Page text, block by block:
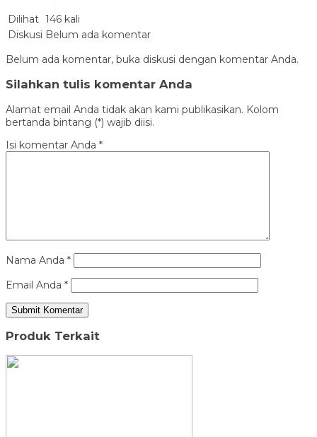
Dilihat 146 kali
Diskusi Belum ada komentar
Belum ada komentar, buka diskusi dengan komentar Anda.
Silahkan tulis komentar Anda
Alamat email Anda tidak akan kami publikasikan. Kolom
bertanda bintang (*) wajib diisi.
Isi komentar Anda *
Nama Anda *
Email Anda *
Produk Terkait